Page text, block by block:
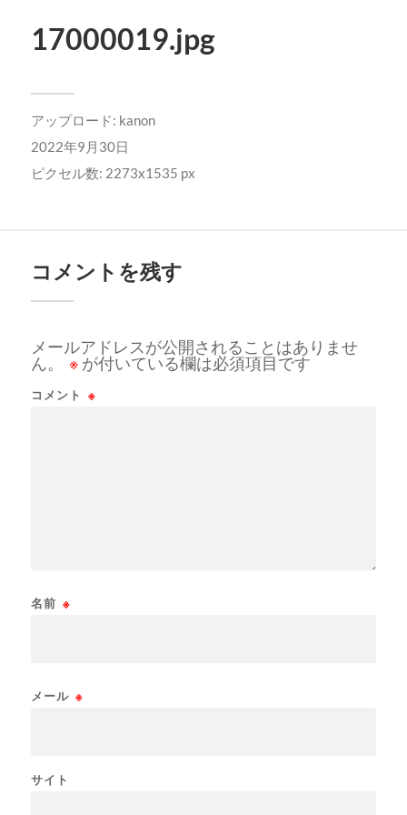
17000019.jpg
アップロード: kanon
2022年9月30日
ピクセル数: 2273x1535 px
コメントを残す
メールアドレスが公開されることはありませ
ん。
※ が付いている欄は必須項目です
コメント ※
名前 ※
メール ※
サイト